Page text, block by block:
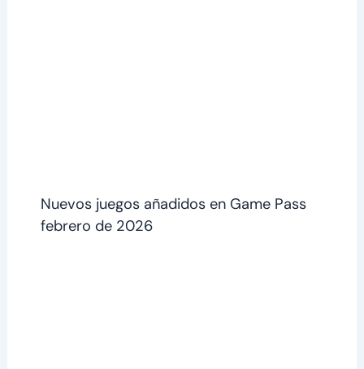
Nuevos juegos añadidos en Game Pass
febrero de 2026